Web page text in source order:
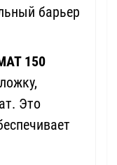
барьер
150
Это